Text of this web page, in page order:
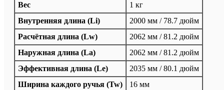
Вес
1 кг
Внутренняя длина (Li)
2000 мм / 78.7 дюйм
Расчётная длина (Lw)
2062 мм / 81.2 дюйм
Наружная длина (La)
2062 мм / 81.2 дюйм
Эффективная длина (Le)
2035 мм / 80.1 дюйм
Ширина каждого ручья (Tw)
16 мм